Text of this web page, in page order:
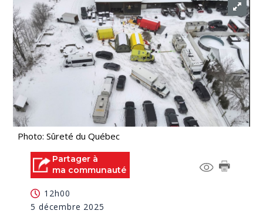
Photo: Sûreté du Québec
Partager à
ma communauté
12h00
5 décembre 2025